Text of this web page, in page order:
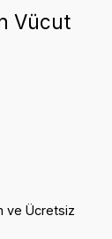
Vücut
ve Ücretsiz